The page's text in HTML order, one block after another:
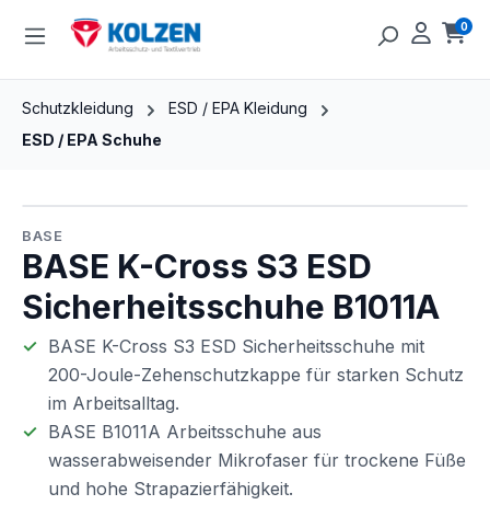
Zum Hauptinhalt springen 0
Schutzkleidung
ESD / EPA Kleidung
ESD / EPA Schuhe
BASE
BASE K-Cross S3 ESD
Sicherheitsschuhe B1011A
BASE K-Cross S3 ESD Sicherheitsschuhe mit
200-Joule-Zehenschutzkappe für starken Schutz
im Arbeitsalltag.
BASE B1011A Arbeitsschuhe aus
wasserabweisender Mikrofaser für trockene Füße
und hohe Strapazierfähigkeit.